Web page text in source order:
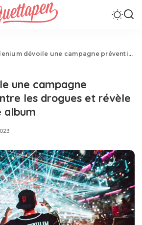
dévoile une campagne préventive contre les drogues et révèle son cinquième album
une campagne
les drogues et révèle
album